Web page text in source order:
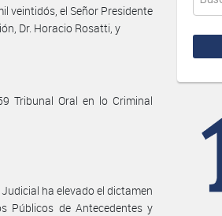
veintidós, el Señor Presidente
Dr. Horacio Rosatti, y
Tribunal Oral en lo Criminal
ha elevado el dictamen
Públicos de Antecedentes y